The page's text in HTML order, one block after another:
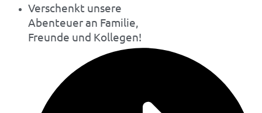
Verschenkt unsere
Abenteuer an Familie,
Freunde und Kollegen!